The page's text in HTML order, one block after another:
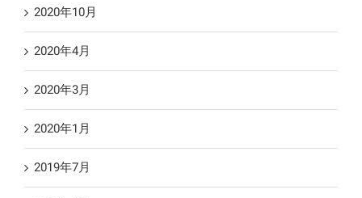
2020年10月
2020年4月
2020年3月
2020年1月
2019年7月